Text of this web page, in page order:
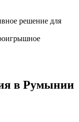
решение для
в Румынии